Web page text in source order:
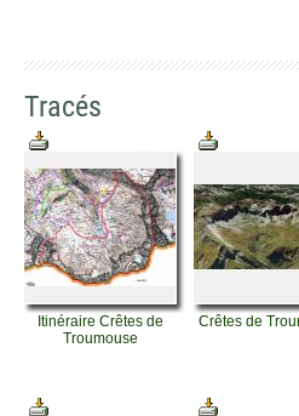
Tracés
Itinéraire Crêtes de
Troumouse
Crêtes de